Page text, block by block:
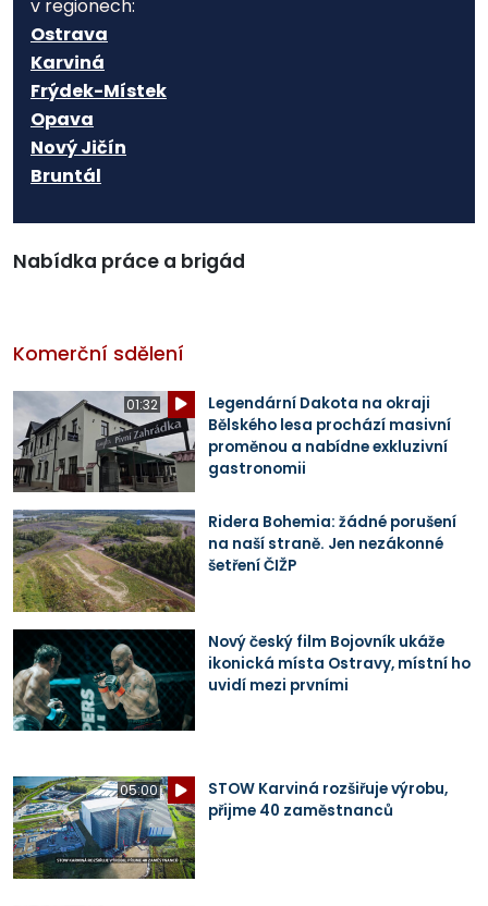
v regionech:
Ostrava
Karviná
Frýdek-Místek
Opava
Nový Jičín
Bruntál
Nabídka práce a brigád
Komerční sdělení
01:32
Legendární Dakota na okraji
Bělského lesa prochází masivní
proměnou a nabídne exkluzivní
gastronomii
Ridera Bohemia: žádné porušení
na naší straně. Jen nezákonné
šetření ČIŽP
Nový český film Bojovník ukáže
ikonická místa Ostravy, místní ho
uvidí mezi prvními
05:00
STOW Karviná rozšiřuje výrobu,
přijme 40 zaměstnanců